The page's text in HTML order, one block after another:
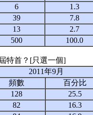
6
1.3
39
7.8
13
2.7
500 100.0
特首？[只選一個]
2011年9月
頻數
百分比
128
25.5
82
16.3